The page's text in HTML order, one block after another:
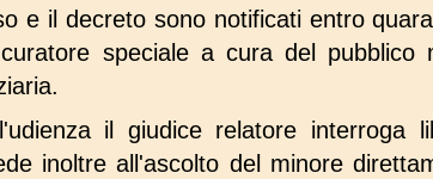
e il decreto sono notificati entro
speciale a cura del pubblico
il giudice relatore interroga
inoltre all'ascolto del minore